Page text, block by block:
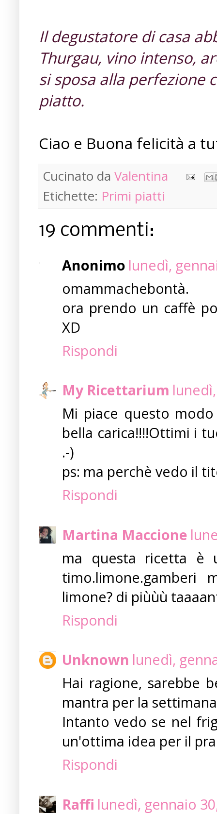
Il degustatore di casa
Thurgau, vino intenso,
si sposa alla perfezione
piatto.
Ciao e Buona felicità a
Cucinato da Valentina
Etichette: Primi piatti
19 commenti:
Anonimo lunedì,
omammachebontà.
ora prendo un caffè
XD
Rispondi
My Ricettarium
Mi piace questo
bella carica!!!!Ottimi i
.-)
ps: ma perchè vedo il
Rispondi
Martina Maccione
ma questa ricetta è
timo.limone.gamberi
limone? di piùùù
Rispondi
Unknown lunedì,
Hai ragione, sarebbe
mantra per la
Intanto vedo se nel
un'ottima idea per il
Rispondi
Raffi lunedì, gennaio